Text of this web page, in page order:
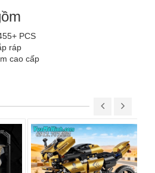
PCS
ráp
cao cấp